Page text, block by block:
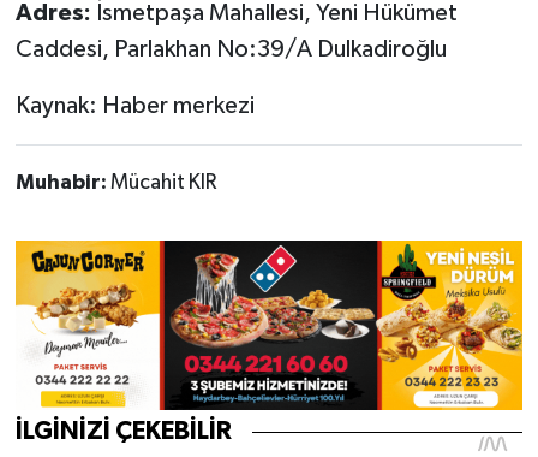
Adres: İsmetpaşa Mahallesi, Yeni Hükümet
Caddesi, Parlakhan No:39/A Dulkadiroğlu
Kaynak: Haber merkezi
Muhabir: Mücahit KIR